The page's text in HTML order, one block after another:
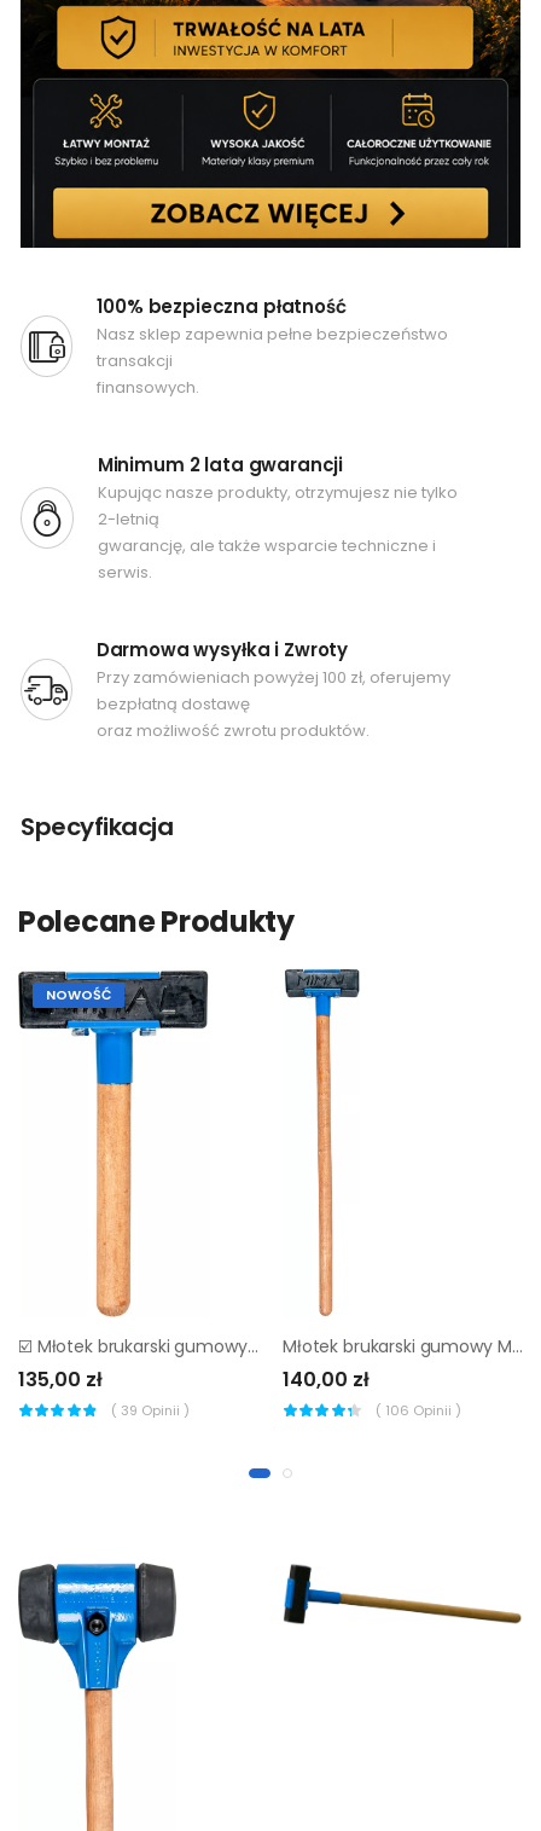
100% bezpieczna płatność
Nasz sklep zapewnia pełne bezpieczeństwo
transakcji
finansowych.
Minimum 2 lata gwarancji
Kupując nasze produkty, otrzymujesz nie tylko
2-letnią
gwarancję, ale także wsparcie techniczne i
serwis.
Darmowa wysyłka i Zwroty
Przy zamówieniach powyżej 100 zł, oferujemy
bezpłatną dostawę
oraz możliwość zwrotu produktów.
Specyfikacja
Polecane Produkty
NOWOŚĆ
☑️ Młotek brukarski gumowy Mimal MBM01 ▷▷
135,00 zł
( 39 Opinii )
Młotek brukarski gumowy Mimal MBM02
140,00 zł
( 106 Opinii )